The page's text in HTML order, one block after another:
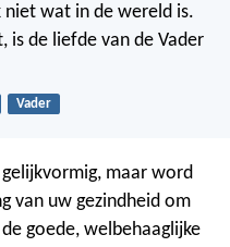
wat in de wereld is.
is de liefde van de Vader
Vader
maar word
van uw gezindheid om
goede, welbehaaglijke